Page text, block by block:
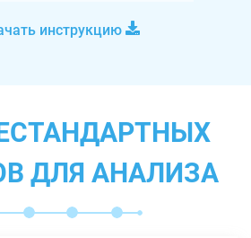
инструкцию
ДЛЯ АНАЛИЗА